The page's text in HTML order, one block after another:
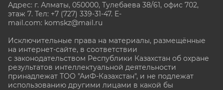
Адрес: г. Алматы, 050000, Тулебаева 38/61, офис 702,
этаж 7. Тел: +7 (727) 339-31-47. E-
mail.com: komskz@mail.ru
Исключительные права на материалы, размещённые
на интернет-сайте, в соответствии
с законодательством Республики Казахстан об охране
результатов интеллектуальной деятельности
принадлежат ТОО "АиФ-Казахстан", и не подлежат
использованию другими лицами в какой бы